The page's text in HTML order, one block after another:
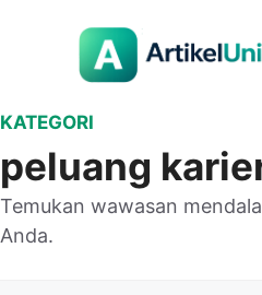
KATEGORI
peluang
Temukan wawasan
Anda.